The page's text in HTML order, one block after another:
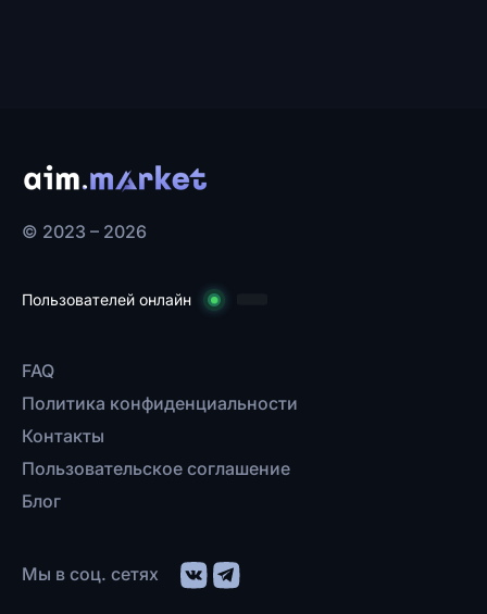
© 2023 – 2026
Пользователей онлайн
FAQ
Политика конфиденциальности
Контакты
Пользовательское соглашение
Блог
Мы в соц. сетях